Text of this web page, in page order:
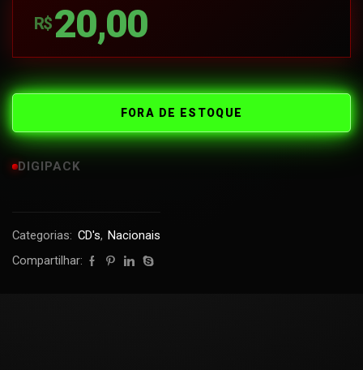
R$ 20,00
FORA DE ESTOQUE
DIGIPACK
Categorias: CD's, Nacionais
Compartilhar: